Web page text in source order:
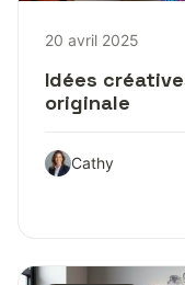
20 avril 2025
Idées
originale
Cathy